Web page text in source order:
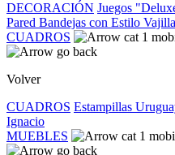
DECORACIÓN Juegos
Pared Bandejas con Estilo
CUADROS
Volver
CUADROS Estampillas
Ignacio
MUEBLES